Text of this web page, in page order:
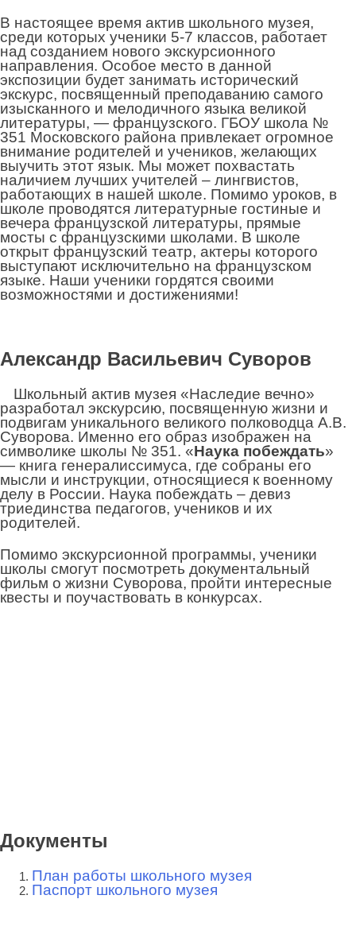
В настоящее время актив школьного музея,
среди которых ученики 5-7 классов, работает
над созданием нового экскурсионного
направления. Особое место в данной
экспозиции будет занимать исторический
экскурс, посвященный преподаванию самого
изысканного и мелодичного языка великой
литературы, — французского. ГБОУ школа №
351 Московского района привлекает огромное
внимание родителей и учеников, желающих
выучить этот язык. Мы может похвастать
наличием лучших учителей – лингвистов,
работающих в нашей школе. Помимо уроков, в
школе проводятся литературные гостиные и
вечера французской литературы, прямые
мосты с французскими школами. В школе
открыт французский театр, актеры которого
выступают исключительно на французском
языке. Наши ученики гордятся своими
возможностями и достижениями!
Александр Васильевич Суворов
Школьный актив музея «Наследие вечно»
разработал экскурсию, посвященную жизни и
подвигам уникального великого полководца А.В.
Суворова. Именно его образ изображен на
символике школы № 351. «Наука побеждать»
— книга генералиссимуса, где собраны его
мысли и инструкции, относящиеся к военному
делу в России. Наука побеждать – девиз
триединства педагогов, учеников и их
родителей.
Помимо экскурсионной программы, ученики
школы смогут посмотреть документальный
фильм о жизни Суворова, пройти интересные
квесты и поучаствовать в конкурсах.
Документы
План работы школьного музея
Паспорт школьного музея